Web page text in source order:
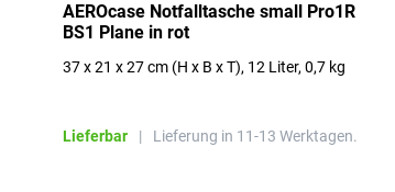
AEROcase Notfalltasche small Pro1R
BS1 Plane in rot
37 x 21 x 27 cm (H x B x T), 12 Liter, 0,7 kg
Lieferbar | Lieferung in 11-13 Werktagen.